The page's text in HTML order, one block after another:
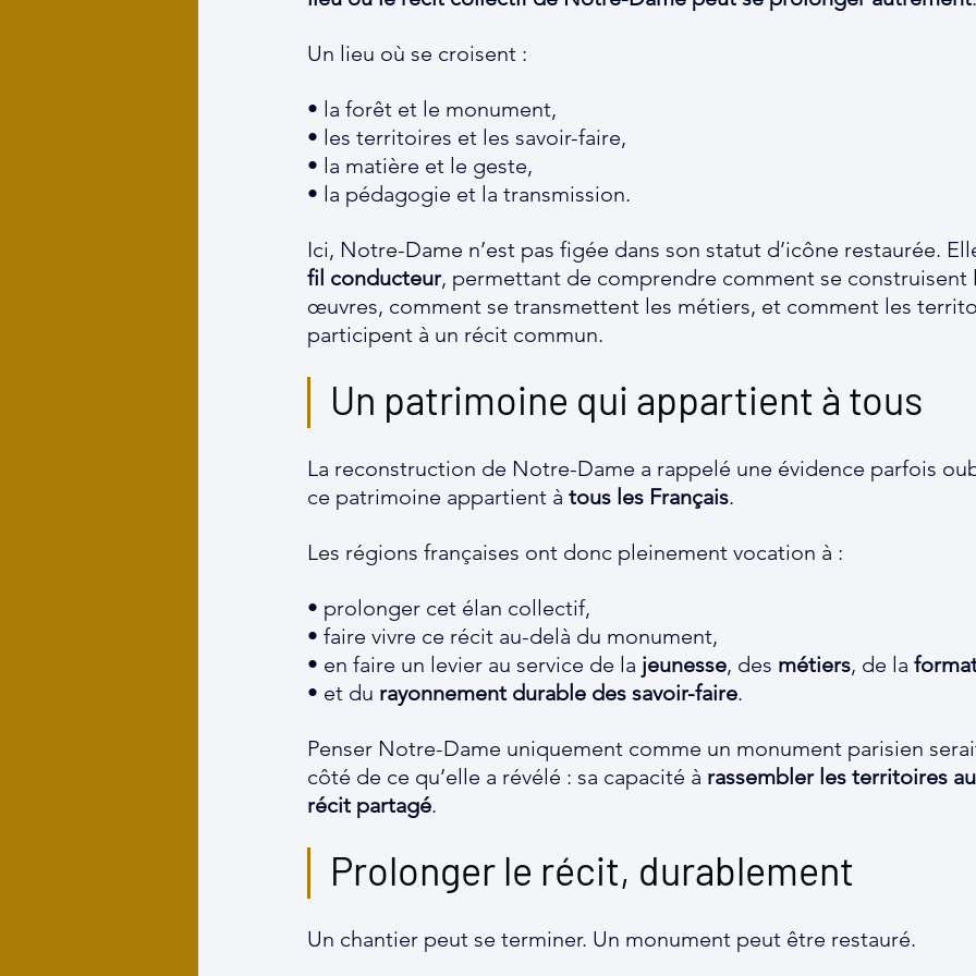
Un lieu où se croisent :
• la forêt et le monument,
• les territoires et les savoir-faire,
• la matière et le geste,
• la pédagogie et la transmission.
Ici, Notre-Dame n’est pas figée dans son statut d’icône restaurée.
fil conducteur, permettant de comprendre comment se construisent
œuvres, comment se transmettent les métiers, et comment les
participent à un récit commun.
Un patrimoine qui appartient à tous
La reconstruction de Notre-Dame a rappelé une évidence parfois
ce patrimoine appartient à tous les Français.
Les régions françaises ont donc pleinement vocation à :
• prolonger cet élan collectif,
• faire vivre ce récit au-delà du monument,
• en faire un levier au service de la jeunesse, des métiers, de la
• et du rayonnement durable des savoir-faire.
Penser Notre-Dame uniquement comme un monument parisien
côté de ce qu’elle a révélé : sa capacité à rassembler les territoires
récit partagé.
Prolonger le récit, durablement
Un chantier peut se terminer. Un monument peut être restauré.